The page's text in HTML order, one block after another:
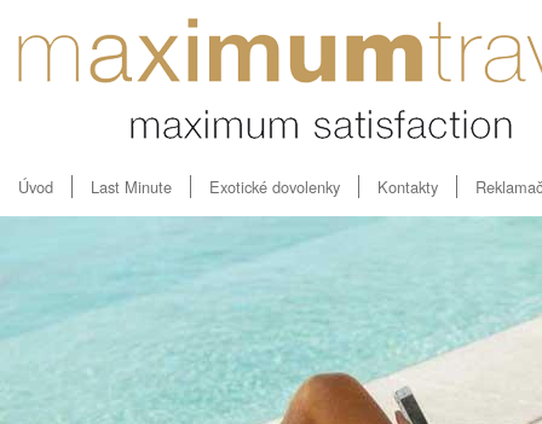
Úvod Last Minute Exotické dovolenky Kontakty